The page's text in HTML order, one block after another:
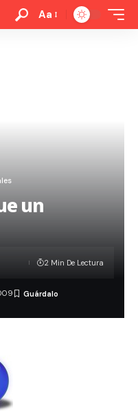
Aa
un
2 Min De Lectura